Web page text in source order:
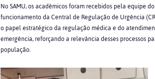
No SAMU, os acadêmicos foram recebidos pela equipe
funcionamento da Central de Regulação de Urgência
o papel estratégico da regulação médica e do
emergência, reforçando a relevância desses processos
população.